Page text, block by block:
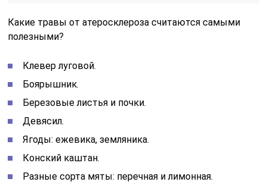
Какие травы от атеросклероза считаются самыми
полезными?
Клевер луговой.
Боярышник.
Березовые листья и почки.
Девясил.
Ягоды: ежевика, земляника.
Конский каштан.
Разные сорта мяты: перечная и лимонная.